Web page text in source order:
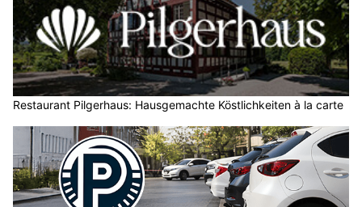
Restaurant Pilgerhaus: Hausgemachte Köstlichkeiten à la carte